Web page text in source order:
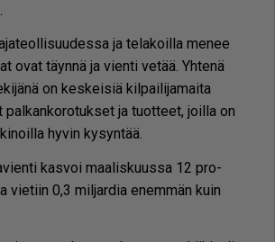
ja te­la­koil­la me­nee
ovat täyn­nä ja vien­ti ve­tää. Yh­te­nä
on kes­kei­siä kil­pai­li­ja­mai­ta
ja tuot­teet, joil­la on
hy­vin ky­syn­tää.
kas­voi maa­lis­kuus­sa 12 pro­
vie­tiin 0,3 mil­jar­dia enem­män kuin